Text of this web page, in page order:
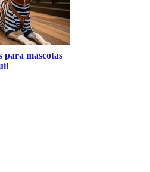
para mascotas